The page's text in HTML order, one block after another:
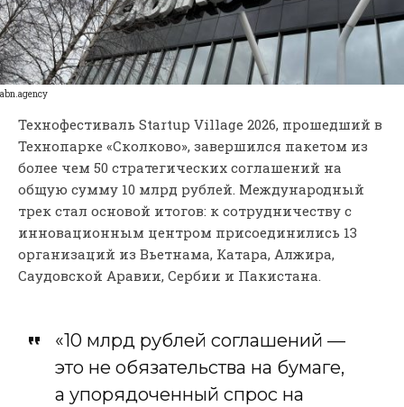
abn.agency
Технофестиваль Startup Village 2026, прошедший в
Технопарке «Сколково», завершился пакетом из
более чем 50 стратегических соглашений на
общую сумму 10 млрд рублей. Международный
трек стал основой итогов: к сотрудничеству с
инновационным центром присоединились 13
организаций из Вьетнама, Катара, Алжира,
Саудовской Аравии, Сербии и Пакистана.
«10 млрд рублей соглашений —
это не обязательства на бумаге,
а упорядоченный спрос на